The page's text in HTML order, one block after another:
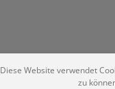
Diese Website verwendet
zu